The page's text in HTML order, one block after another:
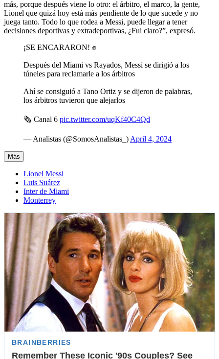
más, porque después viene lo otro: el árbitro, el marco, la gente,
Lionel que quizá hoy está más pendiente de lo que sucede y no
juega tanto. Todo lo que rodea a Messi, puede llegar a tener
decisiones deportivas y extradeportivas, ¿Fui claro?”, expresó.
¡SE ENCARARON! ✊
Después del Miami vs Rayados, Messi se dirigió a los
túneles para reclamarle a los árbitros
Ahí se consiguió a Tano Ortiz y se dijeron de palabras,
los árbitros tuvieron que alejarlos
🗞️ Canal 6 pic.twitter.com/uqKf40C4Qd
— Analistas (@SomosAnalistas_) April 4, 2024
Más
Lionel Messi
Luis Suárez
Inter de Miami
Monterrey